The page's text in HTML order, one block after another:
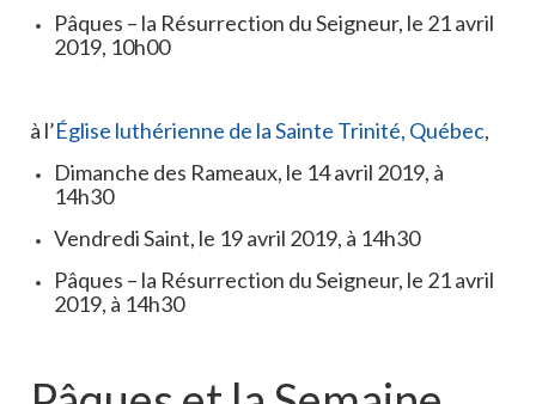
Pâques – la Résurrection du Seigneur, le 21 avril
2019, 10h00
à l’Église luthérienne de la Sainte Trinité, Québec,
Dimanche des Rameaux, le 14 avril 2019, à
14h30
Vendredi Saint, le 19 avril 2019, à 14h30
Pâques – la Résurrection du Seigneur, le 21 avril
2019, à 14h30